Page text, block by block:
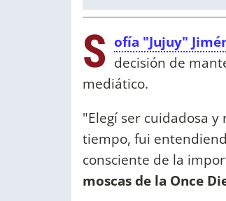
S ofía "Jujuy"
decisión de
mediático.
"Elegí ser cuidadosa
tiempo, fui
consciente de la
moscas de la Once